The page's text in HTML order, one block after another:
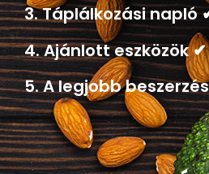
2. Gyakorlat✔
3. Táplálkozási napló
4. Ajánlott eszközök✔
5. A legjobb